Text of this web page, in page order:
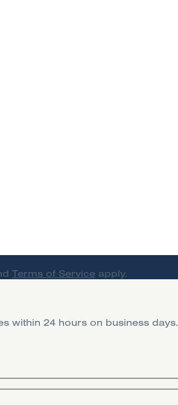
Terms of Service apply.
within 24 hours on business days.